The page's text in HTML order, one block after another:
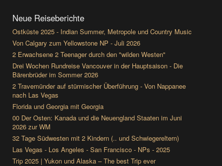
Neue Reiseberichte
Ostküste 2025 - Indian Summer, Metropole und Country Music
Von Calgary zum Yellowstone NP - Juli 2026
2 Erwachsene 2 Teenager durch den "wilden Westen"
Drei Wochen Rundreise Vancouver in der Hauptsaison - Die
Bärenbrüder im Sommer 2026
2 Travemünder auf stürmischer Überführung - Von Nappanee
nach Las Vegas
Florida und Georgia mit Georgia
00 Der Osten: Kanada und die Neuengland Staaten im Juni
2026 zur WM
32 Tage Südwesten mit 2 Kindern (.. und Schwiegereltern)
Las Vegas - Los Angeles - San Francisco - NPs - 2025
Trip 2025 | Yukon und Alaska – The best Trip ever